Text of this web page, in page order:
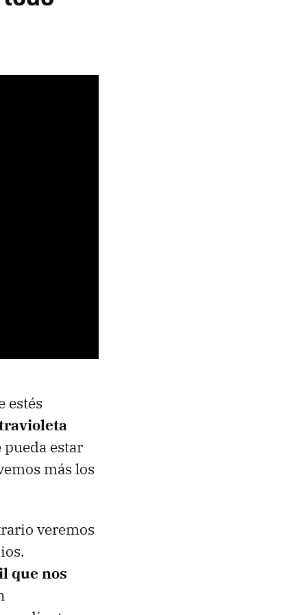
estés
estar
más los
veremos
que nos